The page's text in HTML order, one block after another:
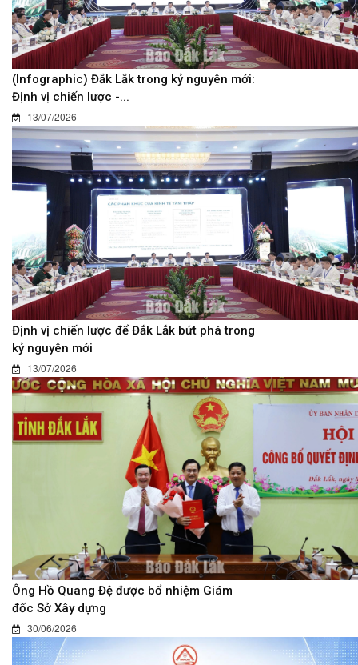
(Infographic) Đắk Lắk trong kỷ nguyên mới:
Định vị chiến lược -...
13/07/2026
Định vị chiến lược để Đắk Lắk bứt phá trong
kỷ nguyên mới
13/07/2026
Ông Hồ Quang Đệ được bổ nhiệm Giám
đốc Sở Xây dựng
30/06/2026